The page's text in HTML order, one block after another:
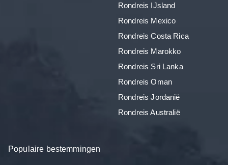
Rondreis IJsland
Rondreis Mexico
Rondreis Costa Rica
Rondreis Marokko
Rondreis Sri Lanka
Rondreis Oman
Rondreis Jordanië
Rondreis Australië
Populaire bestemmingen